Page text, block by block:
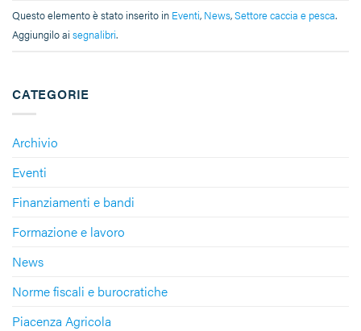
CATEGORIE
Archivio
Eventi
Finanziamenti e bandi
Formazione e lavoro
News
Norme fiscali e burocratiche
Piacenza Agricola
Questo elemento è stato inserito in Eventi, News,Settore caccia e pesca.
Aggiungilo ai segnalibri.